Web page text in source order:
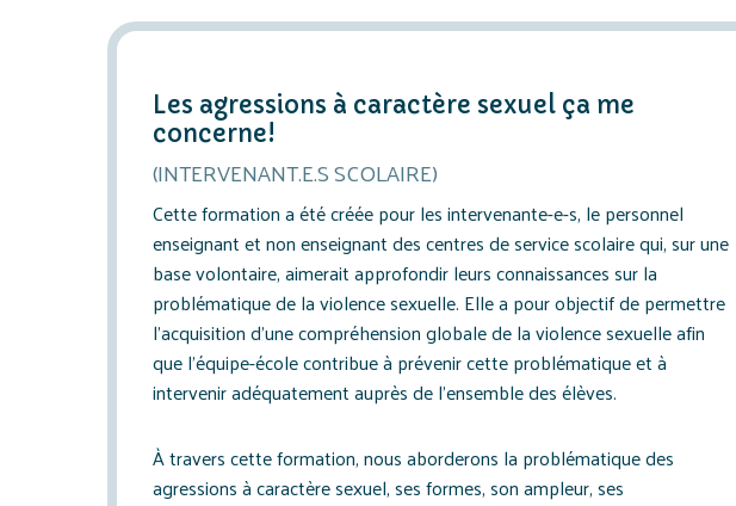
Les agressions à caractère sexuel ça me
concerne!
(INTERVENANT.E.S SCOLAIRE)
Cette formation a été créée pour les intervenante-e-s, le personnel
enseignant et non enseignant des centres de service scolaire qui, sur une
base volontaire, aimerait approfondir leurs connaissances sur la
problématique de la violence sexuelle. Elle a pour objectif de permettre
l’acquisition d’une compréhension globale de la violence sexuelle afin
que l’équipe-école contribue à prévenir cette problématique et à
intervenir adéquatement auprès de l’ensemble des élèves.
À travers cette formation, nous aborderons la problématique des
agressions à caractère sexuel, ses formes, son ampleur, ses